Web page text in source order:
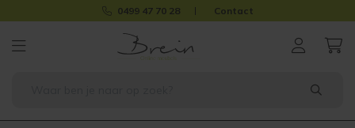
0499 47 70 28 Contact